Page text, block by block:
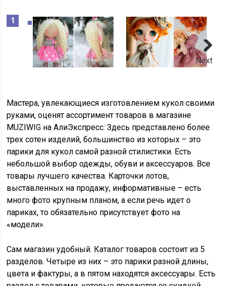
Next
Мастера, увлекающиеся изготовлением кукол своими
руками, оценят ассортимент товаров в магазине
MUZIWIG на АлиЭкспресс. Здесь представлено более
трех сотен изделий, большинство из которых – это
парики для кукол самой разной стилистики. Есть
небольшой выбор одежды, обуви и аксессуаров. Все
товары лучшего качества. Карточки лотов,
выставленных на продажу, информативные – есть
много фото крупным планом, а если речь идет о
париках, то обязательно присутствует фото на
«модели».
Сам магазин удобный. Каталог товаров состоит из 5
разделов. Четыре из них – это парики разной длины,
цвета и фактуры, а в пятом находятся аксессуары. Есть